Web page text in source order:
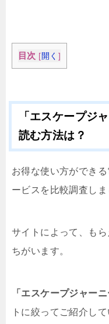
目次 [開く ]
「エスケープジ
読む方法は？
お得な使い方ができ
ービスを比較調査しま
サイトによって、も
ちがいます。
「エスケープジャーニ
トに絞ってご紹介して